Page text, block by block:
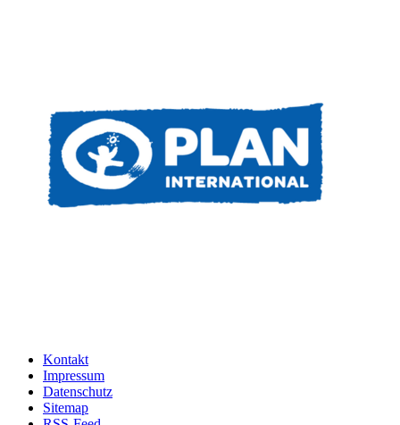
Kontakt
Impressum
Datenschutz
Sitemap